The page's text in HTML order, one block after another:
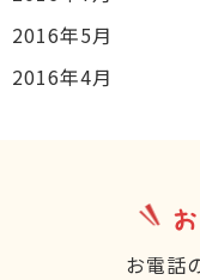
2016年5月
2016年4月
お電話